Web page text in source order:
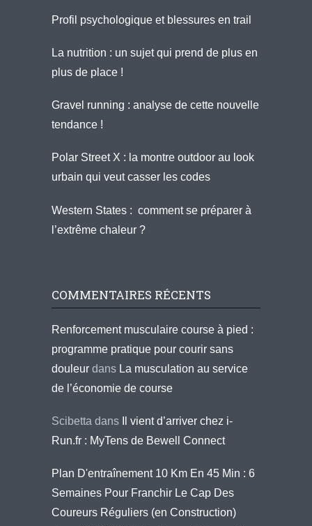
Profil psychologique et blessures en trail
La nutrition : un sujet qui prend de plus en
plus de place !
Gravel running : analyse de cette nouvelle
tendance !
Polar Street X : la montre outdoor au look
urbain qui veut casser les codes
Western States : comment se préparer à
l’extrême chaleur ?
COMMENTAIRES RÉCENTS
Renforcement musculaire course à pied :
programme pratique pour courir sans
douleur dans La musculation au service
de l’économie de course
Scibetta dans
Il vient d’arriver chez i-
Run.fr : MyTens de Bewell Connect
Plan D'entraînement 10 Km En 45 Min : 6
Semaines Pour Franchir Le Cap Des
Coureurs Réguliers (en Construction)